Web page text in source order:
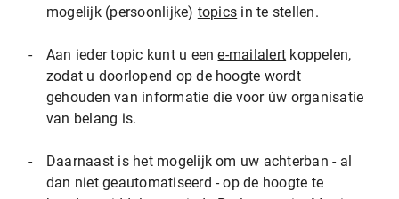
mogelijk (persoonlijke) topics in te stellen.
- Aan ieder topic kunt u eene-mailalert koppelen,
zodat u doorlopend op de hoogte wordt
gehouden van informatie die voor úw organisatie
van belang is.
-
Daarnaast is het mogelijk om uw achterban - al
dan niet geautomatiseerd - op de hoogte te